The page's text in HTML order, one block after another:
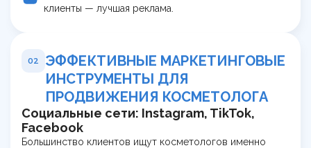
клиенты — лучшая реклама.
02
ЭФФЕКТИВНЫЕ МАРКЕТИНГОВЫЕ
ИНСТРУМЕНТЫ ДЛЯ
ПРОДВИЖЕНИЯ КОСМЕТОЛОГА
Социальные сети: Instagram, TikTok,
Facebook
Большинство клиентов ищут косметологов именно